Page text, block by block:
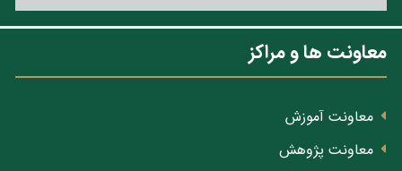
معاونت ها و مراکز
معاونت آموزش
معاونت پژوهش